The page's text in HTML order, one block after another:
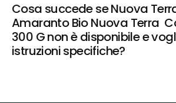
Cosa succede se Nuova
Amaranto Bio Nuova Terra
300 G non è disponibile e
istruzioni specifiche?